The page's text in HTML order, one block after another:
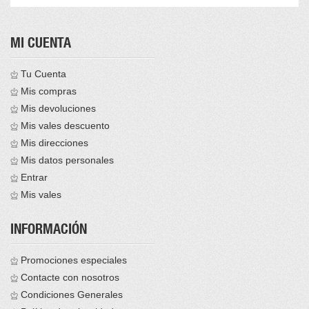
MI CUENTA
Tu Cuenta
Mis compras
Mis devoluciones
Mis vales descuento
Mis direcciones
Mis datos personales
Entrar
Mis vales
INFORMACIÓN
Promociones especiales
Contacte con nosotros
Condiciones Generales